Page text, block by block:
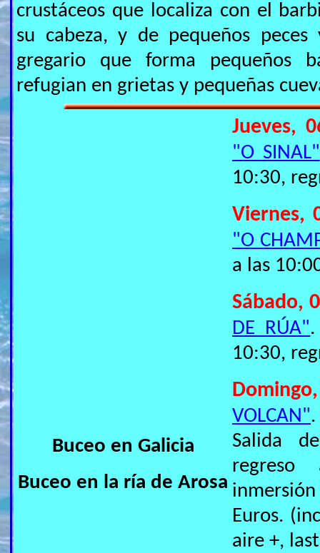
crustáceos que localiza con el
su cabeza, y de pequeños
gregario que forma pequeños
refugian en grietas y pequeñas
Buceo en Galicia
Buceo en la ría de Arosa
Jueves,
"O SINAL"
10:30,
Viernes,
"O
a las
Sábado,
DE RÚA"
10:30,
VOLCAN"
Salida
Euros.
aire +,